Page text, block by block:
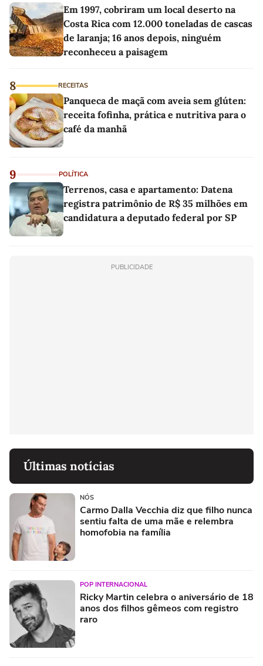
Em 1997, cobriram um local deserto na
Costa Rica com 12.000 toneladas de cascas
de laranja; 16 anos depois, ninguém
reconheceu a paisagem
8 RECEITAS
Panqueca de maçã com aveia sem glúten:
receita fofinha, prática e nutritiva para o
café da manhã
9 POLÍTICA
Terrenos, casa e apartamento: Datena
registra patrimônio de R$ 35 milhões em
candidatura a deputado federal por SP
PUBLICIDADE
Últimas notícias
NÓS
Carmo Dalla Vecchia diz que filho nunca
sentiu falta de uma mãe e relembra
homofobia na família
POP INTERNACIONAL
Ricky Martin celebra o aniversário de 18
anos dos filhos gêmeos com registro
raro